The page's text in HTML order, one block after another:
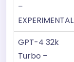
–
EXPERIMENTAL
GPT-4 32k
Turbo –